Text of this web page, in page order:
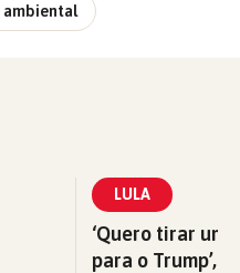
ambiental
LULA
‘Quero tirar
para o Trump’,